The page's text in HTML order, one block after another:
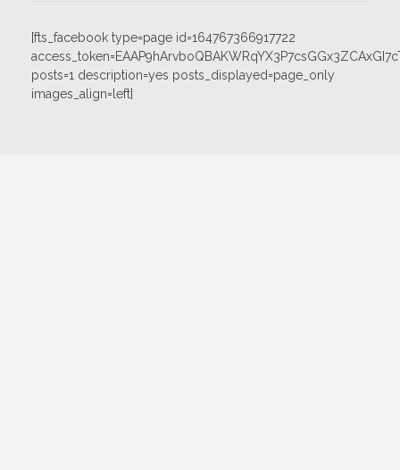
[fts_facebook type=page id=164767366917722
posts=1 description=yes posts_displayed=page_only
images_align=left]